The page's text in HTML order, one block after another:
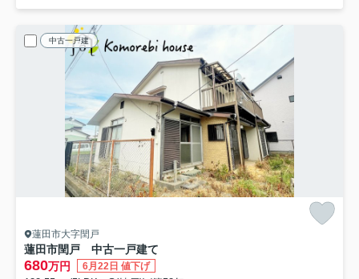
中古一戸建
蓮田市大字閏戸
蓮田市閏戸 中古一戸建て
680万円 6月22日 値下げ